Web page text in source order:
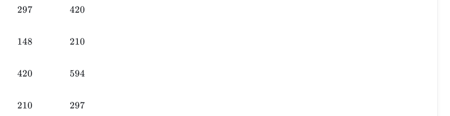
297
297 420
420
148
148 210
210
420
420 594
594
210
210 297
297